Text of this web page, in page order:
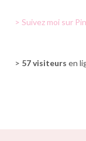
> Suivez moi sur
> 57 visiteurs en